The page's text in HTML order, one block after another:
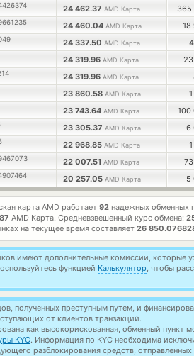
24 462.37 AMD Карта 365
24 460.04 AMD Карта 18
24 337.50 AMD Карта
24 319.96 AMD Карта
24 319.96 AMD Карта
23 860.58 AMD Карта
23 743.64 AMD Карта 100
23 305.37 AMD Карта 6
22 968.85 AMD Карта
22 007.51 AMD Карта
20 257.05 AMD Карта 5
карта AMD работает 92 надежных обменных
AMD Карта. Средневзвешенный курс обмена:
на текущее время составляет 26
имеют дополнительные комиссии, которые
функцией Калькулятор, чтобы
полученных преступным путем, и
от клиентов транзакций.
как высокорискованная, обменный пункт
KYC. Информация по KYC необходима
разблокирования средств, отправленных